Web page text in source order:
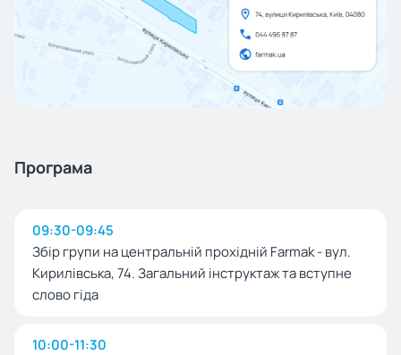
Програма
09:30-09:45
Збір групи на центральній прохідній Farmak - вул.
Кирилівська, 74. Загальний інструктаж та вступне
слово гіда
10:00-11:30